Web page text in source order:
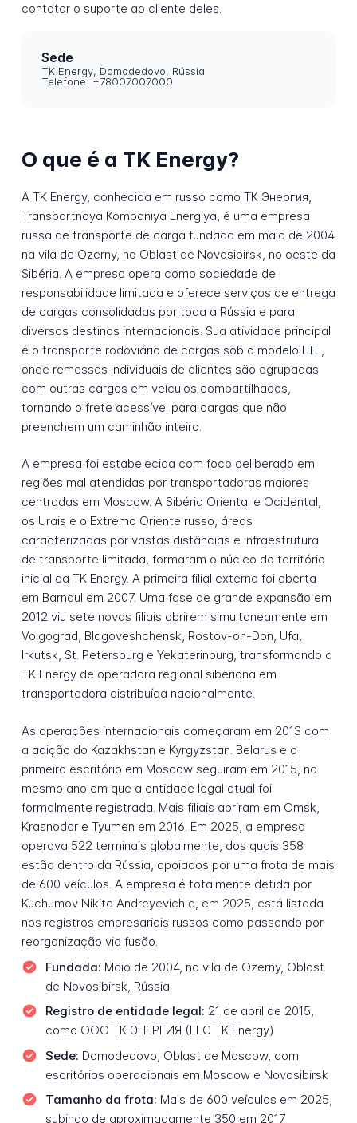
contatar o suporte ao cliente deles.
Sede
TK Energy, Domodedovo, Rússia
Telefone: +78007007000
O que é a TK Energy?
A TK Energy, conhecida em russo como ТК Энергия,
Transportnaya Kompaniya Energiya, é uma empresa
russa de transporte de carga fundada em maio de 2004
na vila de Ozerny, no Oblast de Novosibirsk, no oeste da
Sibéria. A empresa opera como sociedade de
responsabilidade limitada e oferece serviços de entrega
de cargas consolidadas por toda a Rússia e para
diversos destinos internacionais. Sua atividade principal
é o transporte rodoviário de cargas sob o modelo LTL,
onde remessas individuais de clientes são agrupadas
com outras cargas em veículos compartilhados,
tornando o frete acessível para cargas que não
preenchem um caminhão inteiro.
A empresa foi estabelecida com foco deliberado em
regiões mal atendidas por transportadoras maiores
centradas em Moscow. A Sibéria Oriental e Ocidental,
os Urais e o Extremo Oriente russo, áreas
caracterizadas por vastas distâncias e infraestrutura
de transporte limitada, formaram o núcleo do território
inicial da TK Energy. A primeira filial externa foi aberta
em Barnaul em 2007. Uma fase de grande expansão em
2012 viu sete novas filiais abrirem simultaneamente em
Volgograd, Blagoveshchensk, Rostov-on-Don, Ufa,
Irkutsk, St. Petersburg e Yekaterinburg, transformando a
TK Energy de operadora regional siberiana em
transportadora distribuída nacionalmente.
As operações internacionais começaram em 2013 com
a adição do Kazakhstan e Kyrgyzstan. Belarus e o
primeiro escritório em Moscow seguiram em 2015, no
mesmo ano em que a entidade legal atual foi
formalmente registrada. Mais filiais abriram em Omsk,
Krasnodar e Tyumen em 2016. Em 2025, a empresa
operava 522 terminais globalmente, dos quais 358
estão dentro da Rússia, apoiados por uma frota de mais
de 600 veículos. A empresa é totalmente detida por
Kuchumov Nikita Andreyevich e, em 2025, está listada
nos registros empresariais russos como passando por
reorganização via fusão.
Fundada: Maio de 2004, na vila de Ozerny, Oblast
de Novosibirsk, Rússia
Registro de entidade legal: 21 de abril de 2015,
como ООО ТК ЭНЕРГИЯ (LLC TK Energy)
Sede: Domodedovo, Oblast de Moscow, com
escritórios operacionais em Moscow e Novosibirsk
Tamanho da frota: Mais de 600 veículos em 2025,
subindo de aproximadamente 350 em 2017